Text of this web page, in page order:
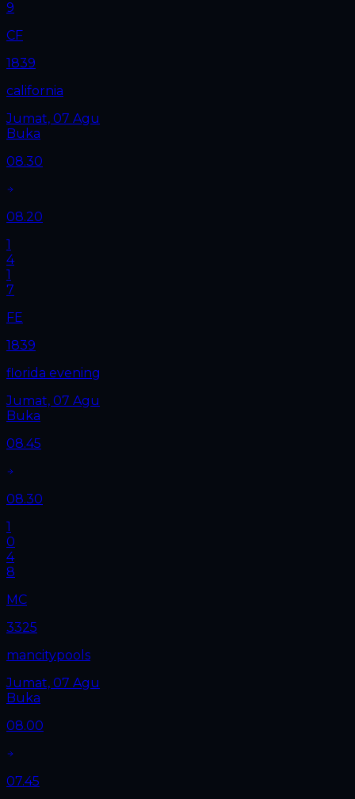
9
CF
1839
california
Jumat, 07 Agu
Buka
08.30
08.20
1
4
1
7
FE
1839
florida evening
Jumat, 07 Agu
Buka
08.45
08.30
1
0
4
8
MC
3325
mancitypools
Jumat, 07 Agu
Buka
08.00
07.45